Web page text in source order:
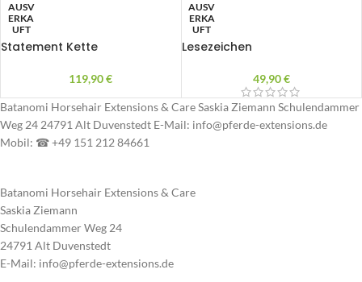
AUSV
ERKA
UFT
Statement Kette
119,90€
AUSV
ERKA
UFT
Lesezeichen
49,90€
Batanomi Horsehair Extensions & Care Saskia Ziemann Schulendammer
Weg 24 24791 Alt Duvenstedt E-Mail: info@pferde-extensions.de
Mobil: ☎ +49 151 212 84661
Batanomi Horsehair Extensions & Care
Saskia Ziemann
Schulendammer Weg 24
24791 Alt Duvenstedt
E-Mail: info@pferde-extensions.de